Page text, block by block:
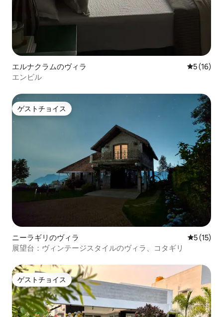
エルナクラムのヴィラ レビュー
5 (16)
エンビル
ゲストチョイス
ゲストチョイス
ニーラギリのヴィラ レビュー
5 (15)
展望台：ヴィンテージスタイルのヴィラ、コタギリ
ゲストチョイス
ゲストチョイス